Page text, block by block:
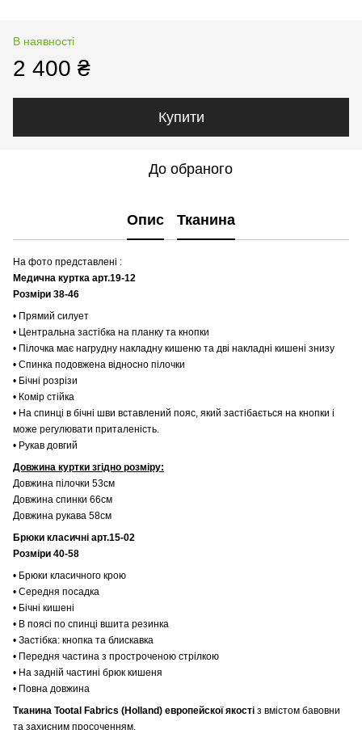
В наявності
2 400 ₴
Купити
До обраного
Опис Тканина
На фото представлені :
Медична куртка арт.19-12
Розміри 38-46
• Прямий силует
• Центральна застібка на планку та кнопки
• Пілочка має нагрудну накладну кишеню та дві накладні кишені знизу
• Спинка подовжена відносно пілочки
• Бічні розрізи
• Комір стійка
• На спинці в бічні шви вставлений пояс, який застібається на кнопки і
може регулювати приталеність.
• Рукав довгий
Довжина куртки згідно розміру:
Довжина пілочки 53см
Довжина спинки 66см
Довжина рукава 58см
Брюки класичні арт.15-02
Розміри 40-58
• Брюки класичного крою
• Середня посадка
• Бічні кишені
• В поясі по спинці вшита резинка
• Застібка: кнопка та блискавка
• Передня частина з простроченою стрілкою
• На задній частині брюк кишеня
• Повна довжина
Тканина Tootal Fabrics (Holland) европейскої якості з вмістом бавовни
та захисним просоченням.